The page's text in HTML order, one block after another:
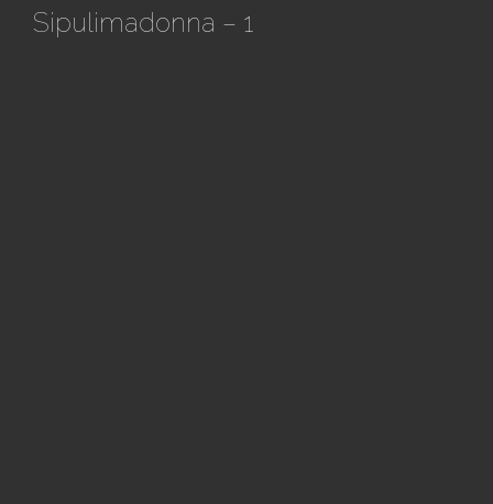
Sipulimadonna – 1